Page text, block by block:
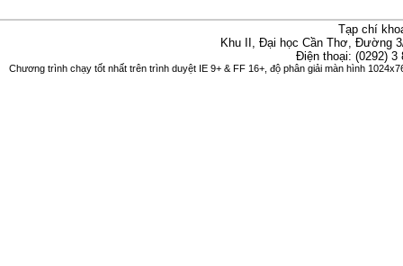
Tạp chí
Khu II, Đại học Cần Thơ, Đường
Điện thoại: (0292)
Chương trình chạy tốt nhất trên trình duyệt IE 9+ & FF 16+, độ phân giải màn hình